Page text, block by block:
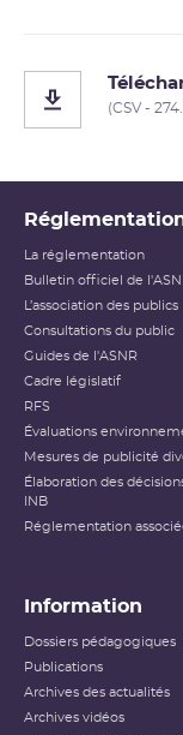
(CSV -
La réglementation
Bulletin officiel de
L’association des publics
Consultations du public
Guides de l'ASNR
Cadre législatif
RFS
Évaluations
Mesures de publicité
Élaboration des
INB
Réglementation
Information
Dossiers pédagogiques
Publications
Archives des actualités
Archives vidéos